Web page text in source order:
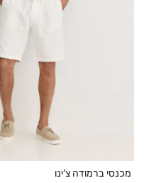
מכנסי ברמודה צ’ינו